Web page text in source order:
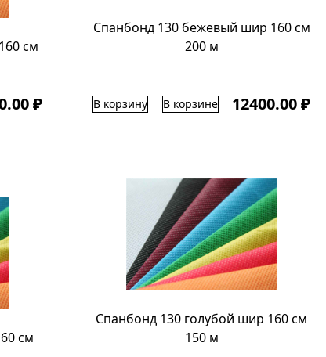
см
₽
Спанбонд 130 бежевый шир 160 см
200 м
В корзину В корзине 12400.00 ₽
см
Спанбонд 130 голубой шир 160 см
150 м